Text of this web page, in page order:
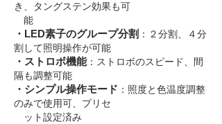
き、タングステン効果も可
能
・LED素子のグループ分割 ： ２分割、４分
割して照明操作が可能
・ストロボ機能：ストロボのスピード、間
隔も調整可能
・シンプル操作モード ：照度と色温度調整
のみで使用可、プリセ
ット設定済み